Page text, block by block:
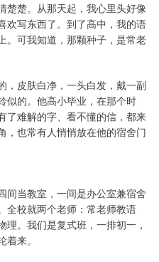
楚楚。从那天起，我心里头好像
欢写东西了。到了高中，我的语
。可我知道，那颗种子，是常老
，皮肤白净，一头白发，戴一副
似的。他高小毕业，在那个时
了难解的字、看不懂的信，都来
，也常有人悄悄放在他的宿舍门
间当教室，一间是办公室兼宿舍
校就两个老师：常老师教语
。我们是复式班，一排初一，
来。